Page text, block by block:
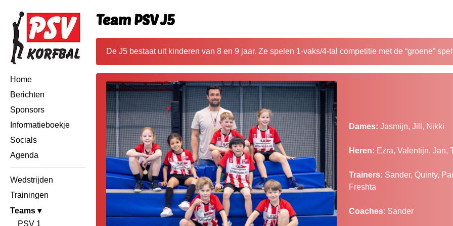
Home
Berichten
Sponsors
Informatieboekje
Socials
Agenda
Wedstrijden
Trainingen
Teams
PSV 1
Team PSV J5
De J5 bestaat uit kinderen van 8 en 9 jaar. Ze spelen 1-vaks/4-tal competitie met de “groene”
Dames: Jasmijn, Jill, Nikki
Heren: Ezra, Valentijn, Jan,
Trainers: Sander, Quinty,
Freshta
Coaches: Sander